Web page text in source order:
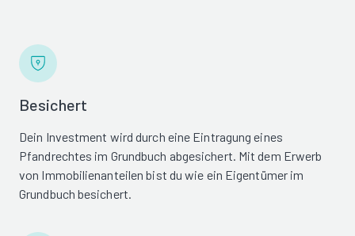
Besichert
Dein Investment wird durch eine Eintragung eines
Pfandrechtes im Grundbuch abgesichert. Mit dem Erwerb
von Immobilienanteilen bist du wie ein Eigentümer im
Grundbuch besichert.